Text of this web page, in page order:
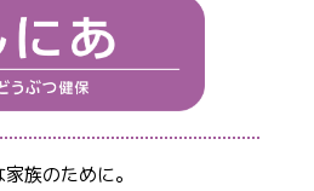
族のために。